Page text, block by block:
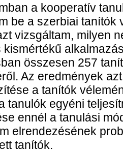
a kooperatív
be a szerbiai tanítók
vizsgáltam, milyen
kismértékű
összesen 257
Az eredmények
a tanítók
tanulók egyéni
ennél a tanulási
elrendezésének
tanítók.